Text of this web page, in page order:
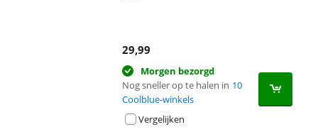
29,99
Morgen bezorgd
Nog sneller op te halen in 10
Coolblue-winkels
Vergelijken